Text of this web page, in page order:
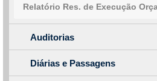
Relatório Res. de Execução
Auditorias
Diárias e Passagens